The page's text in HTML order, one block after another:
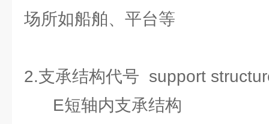
场所如船舶、平台等
2.支承结构代号 support
E短轴内支承结构